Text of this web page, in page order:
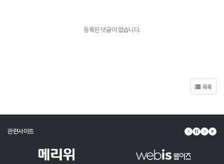
등록된 댓글이 없습니다.
목록
관련사이트 이전 배너
배너 정지
다음 배
배